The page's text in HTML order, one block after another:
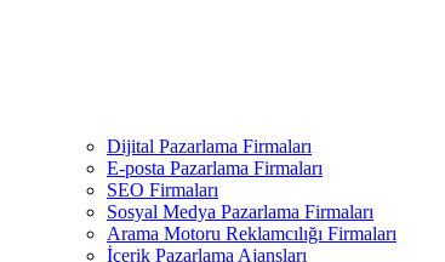
Dijital Pazarlama Firmaları
E-posta Pazarlama Firmaları
SEO Firmaları
Sosyal Medya Pazarlama Firmaları
Arama Motoru Reklamcılığı Firmaları
İçerik Pazarlama Ajansları